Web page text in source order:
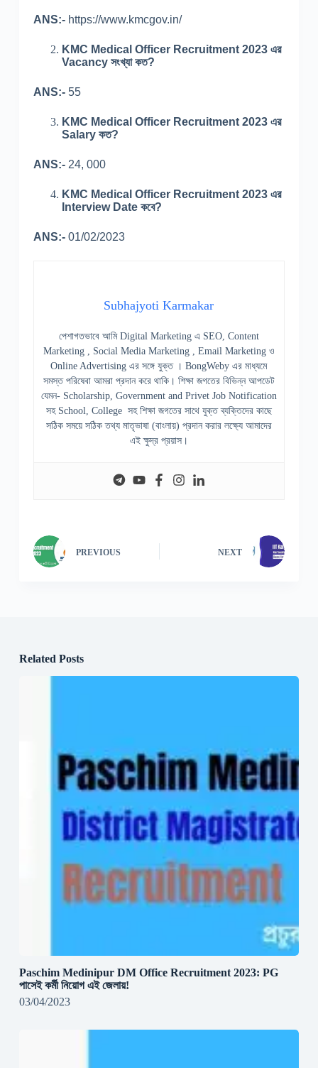
ANS:-https://www.kmcgov.in/
KMC Medical Officer Recruitment 2023 এর
Vacancy সংখ্যা কত?
ANS:-55
KMC Medical Officer Recruitment 2023 এর
Salary কত?
ANS:-24, 000
KMC Medical Officer Recruitment 2023 এর
Interview Date কবে?
ANS:-01/02/2023
Subhajyoti Karmakar
পেশাগতভাবে আমি Digital Marketing এ SEO, Content
Marketing , Social Media Marketing , Email Marketing ও
Online Advertising এর সঙ্গে যুক্ত । BongWeby এর মাধ্যমে
সমস্ত পরিষেবা আমরা প্রদান করে থাকি। শিক্ষা জগতের বিভিন্ন আপডেট
যেমন- Scholarship, Government and Privet Job Notification
সহ School, College সহ শিক্ষা জগতের সাথে যুক্ত ব্যক্তিদের কাছে
সঠিক সময়ে সঠিক তথ্য মাতৃভাষা (বাংলায়) প্রদান করার লক্ষ্যে আমাদের
এই ক্ষুদ্র প্রয়াস।
PREVIOUS NEXT
Related Posts
Paschim Medinipur DM Office Recruitment 2023: PG
পাসেই কর্মী নিয়োগ এই জেলায়!
03/04/2023